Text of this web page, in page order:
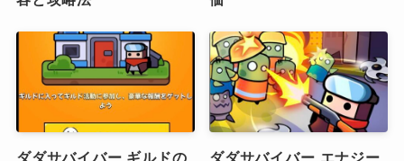
ダダサバイバー ギルドの
ダダサバイバー エナジー